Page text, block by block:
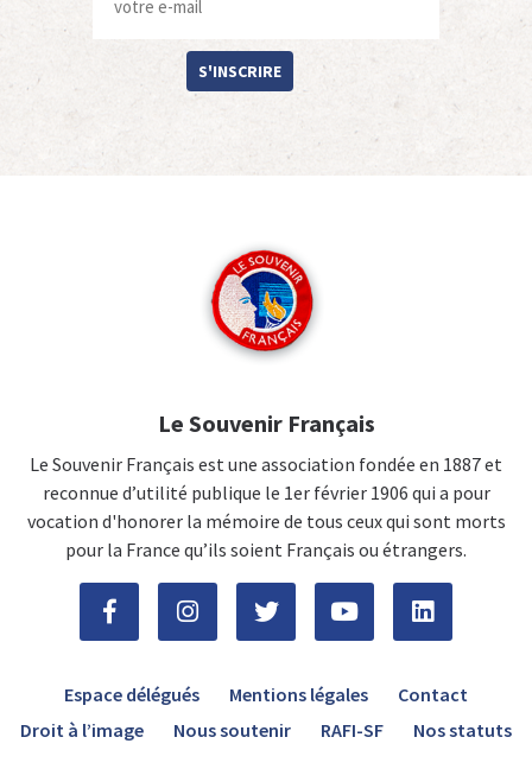
S'INSCRIRE
Le Souvenir Français
Le Souvenir Français est une association fondée en 1887 et
reconnue d’utilité publique le 1er février 1906 qui a pour
vocation d'honorer la mémoire de tous ceux qui sont morts
pour la France qu’ils soient Français ou étrangers.
Espace délégués Mentions légales
Contact
Droit à l’image
Nous soutenir RAFI-SF Nos statuts